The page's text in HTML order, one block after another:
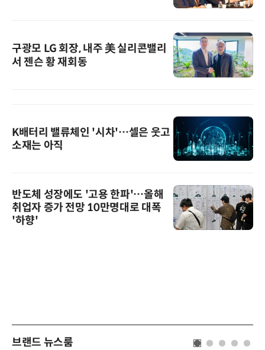
구광모 LG 회장, 내주 美 실리콘밸리
서 젠슨 황 재회동
K배터리 밸류체인 '시차'…셀은 웃고
소재는 아직
반도체 성장에도 '고용 한파'…올해
취업자 증가 전망 10만명대로 대폭
'하향'
브랜드 뉴스룸